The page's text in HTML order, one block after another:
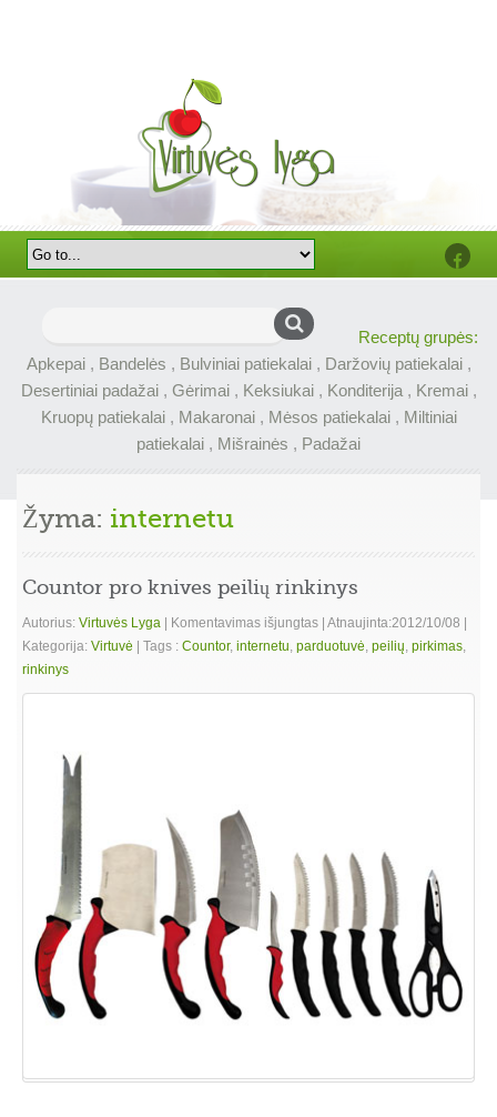
Receptų grupės:
Apkepai, Bandelės , Bulviniai patiekalai, Daržovių patiekalai,
Desertiniai padažai, Gėrimai, Keksiukai, Konditerija, Kremai,
Kruopų patiekalai, Makaronai, Mėsos patiekalai, Miltiniai
patiekalai , Mišrainės , Padažai
Žyma: internetu
Countor pro knives peilių rinkinys
Autorius: Virtuvės Lyga Komentavimas išjungtasįraše
Countor
knives
Atnaujinta:2012/10/08
Kategorija: Virtuvė Tags : Countor, internetu, parduotuvė, peilių, pirkimas,
rinkinys